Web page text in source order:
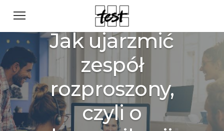
Jak ujarzmić
zespół
rozproszony,
czyli o